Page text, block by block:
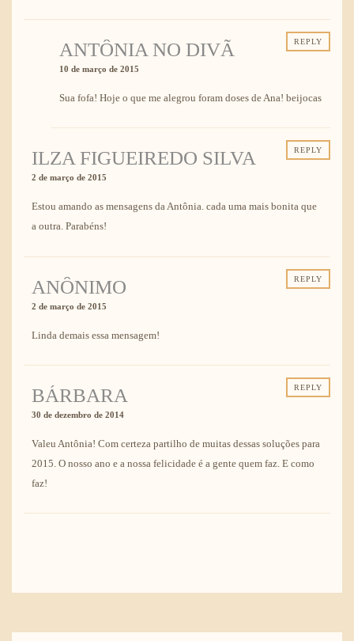
REPLY
ANTÔNIA NO DIVÃ
10 de março de 2015
Sua fofa! Hoje o que me alegrou foram doses de Ana! beijocas
REPLY
ILZA FIGUEIREDO SILVA
2 de março de 2015
Estou amando as mensagens da Antônia. cada uma mais bonita que
a outra. Parabéns!
REPLY
ANÔNIMO
2 de março de 2015
Linda demais essa mensagem!
REPLY
BÁRBARA
30 de dezembro de 2014
Valeu Antônia! Com certeza partilho de muitas dessas soluções para
2015. O nosso ano e a nossa felicidade é a gente quem faz. E como
faz!